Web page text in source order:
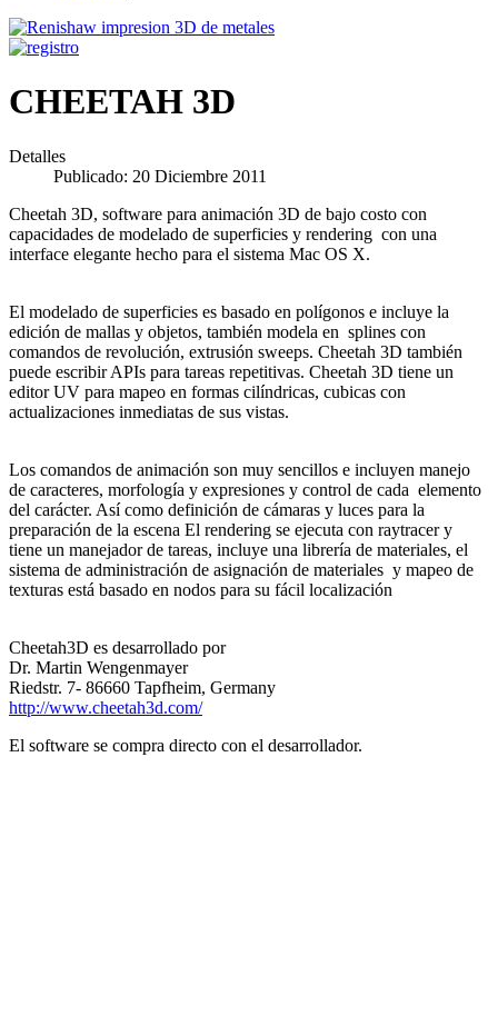
CHEETAH 3D
Detalles
Publicado: 20 Diciembre 2011
Cheetah 3D, software para animación 3D de bajo costo con
capacidades de modelado de superficies y rendering con una
interface elegante hecho para el sistema Mac OS X.
El modelado de superficies es basado en polígonos e incluye la
edición de mallas y objetos, también modela en splines con
comandos de revolución, extrusión sweeps. Cheetah 3D también
puede escribir APIs para tareas repetitivas. Cheetah 3D tiene un
editor UV para mapeo en formas cilíndricas, cubicas con
actualizaciones inmediatas de sus vistas.
Los comandos de animación son muy sencillos e incluyen manejo
de caracteres, morfología y expresiones y control de cada elemento
del carácter. Así como definición de cámaras y luces para la
preparación de la escena El rendering se ejecuta con raytracer y
tiene un manejador de tareas, incluye una librería de materiales, el
sistema de administración de asignación de materiales y mapeo de
texturas está basado en nodos para su fácil localización
Cheetah3D es desarrollado por
Dr. Martin Wengenmayer
Riedstr. 7- 86660 Tapfheim, Germany
http://www.cheetah3d.com/
El software se compra directo con el desarrollador.